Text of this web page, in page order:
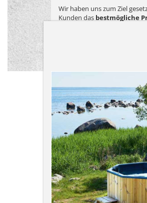
Wir haben uns zum Ziel
Kunden das bestmögliche